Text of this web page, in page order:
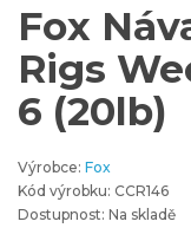
Fox
Rigs
6 (20lb)
Výrobce: Fox
Kód výrobku: CCR146
Dostupnost: Na skladě